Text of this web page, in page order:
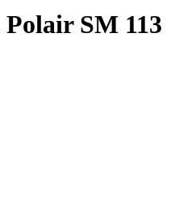
SM 113